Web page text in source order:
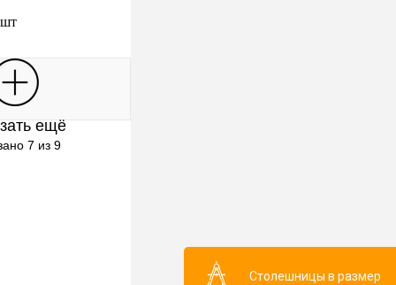
корзину
К сравнению
ещё
7 из 9
Столешницы в размер